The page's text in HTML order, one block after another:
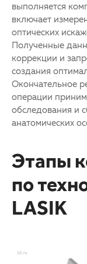
выполняется
включает
оптических
Полученные
коррекции и
создания
Окончательное
операции
обследования и
анатомических
Этапы
по
LASIK